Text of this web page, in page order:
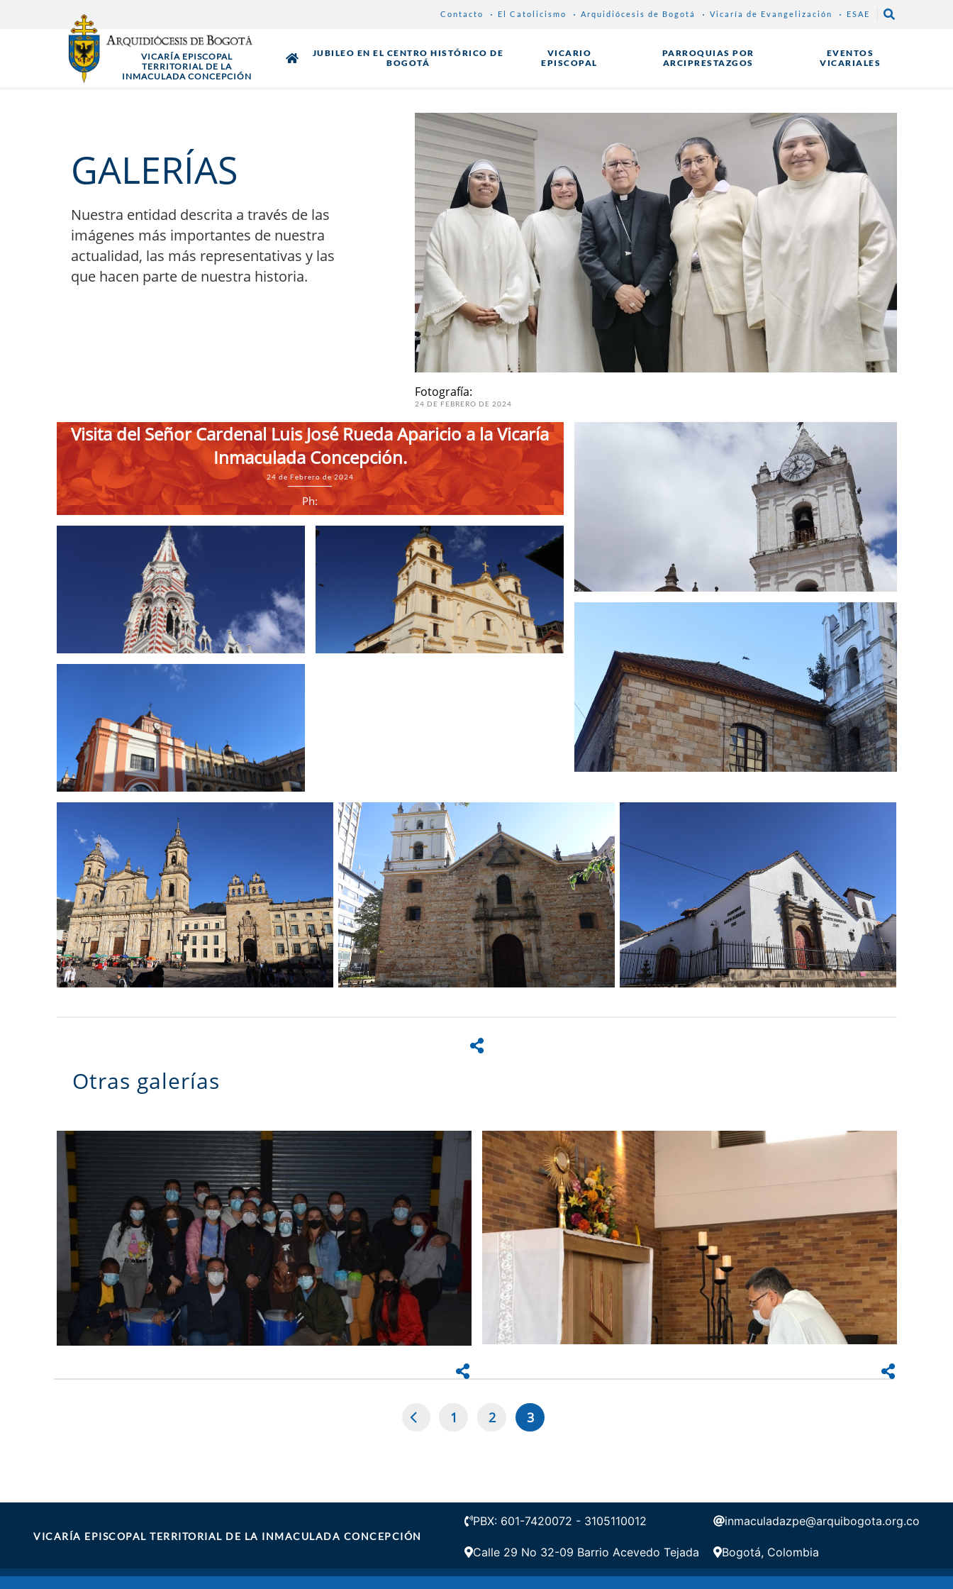
Contacto El Catolicismo Arquidiócesis de Bogotá Vicaría de Evangelización ESAE
VICARÍA EPISCOPAL
TERRITORIAL DE LA
INMACULADA CONCEPCIÓN
JUBILEO EN EL CENTRO HISTÓRICO DE
BOGOTÁ
VICARIO
EPISCOPAL
PARROQUIAS POR
ARCIPRESTAZGOS
EVENTOS
VICARIALES
GALERÍAS
Nuestra entidad descrita a través de las
imágenes más importantes de nuestra
actualidad, las más representativas y las
que hacen parte de nuestra historia.
Fotografía:
24 DE FEBRERO DE 2024
Visita del Señor Cardenal Luis José Rueda Aparicio a la Vicaría
Inmaculada Concepción.
24 de Febrero de 2024
Ph:
Otras galerías
Page
1 Page
2
Página
3
VICARÍA EPISCOPAL TERRITORIAL DE LA INMACULADA CONCEPCIÓN
PBX: 601-7420072 - 3105110012 inmaculadazpe@arquibogota.org.co
Calle 29 No 32-09 Barrio Acevedo Tejada Bogotá, Colombia